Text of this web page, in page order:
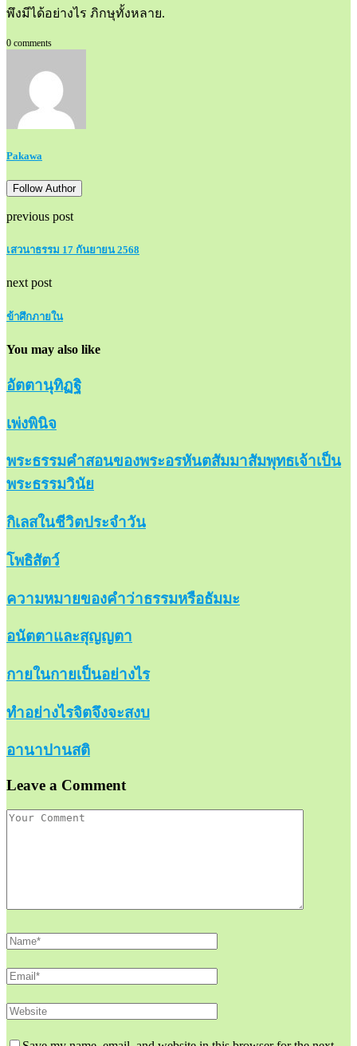
พึงมีได้อย่างไร ภิกษุทั้งหลาย.
0 comments
Pakawa
Follow Author
previous post
เสวนาธรรม 17 กันยายน 2568
next post
ข้าศึกภายใน
You may also like
อัตตานุทิฏฐิ
เพ่งพินิจ
พระธรรมคำสอนของพระอรหันตสัมมาสัมพุทธเจ้าเป็น
พระธรรมวินัย
กิเลสในชีวิตประจำวัน
โพธิสัตว์
ความหมายของคำว่าธรรมหรือธัมมะ
อนัตตาและสุญญตา
กายในกายเป็นอย่างไร
ทำอย่างไรจิตจึงจะสงบ
อานาปานสติ
Leave a Comment